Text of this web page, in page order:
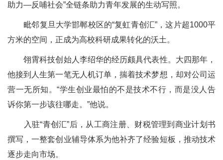
助力—反哺社会”全链条助力青年发展的生动写照。
毗邻复旦大学邯郸校区的“复虹青创汇”，这片超1000平
方米的空间，正成为高校科研成果转化的沃土。
翎霄科技创始人李绍华的经历颇具代表性。大四那年，
他接到人生第一笔无人机订单，揣着技术梦想，却对公司运
营一无所知。“学生创业最怕的不是技术不行，而是没人告
诉你第一步该往哪走。”他说。
入驻“青创汇”后，从工商注册、财税管理到商业计划书
撰写，一整套创业辅导体系为他补齐了经验短板，推动技术
逐步走向市场。